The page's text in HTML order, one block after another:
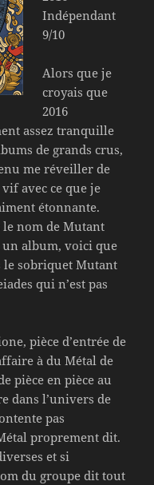
Indépendant
9/10
Alors que je
croyais que
2016
assez tranquille
de grands crus,
me réveiller de
avec ce que je
étonnante.
le nom de Mutant
un album, voici que
le sobriquet Mutant
qui n’est pas
pièce d’entrée de
à du Métal de
pièce en pièce au
dans l’univers de
pas
proprement dit.
et si
du groupe dit tout